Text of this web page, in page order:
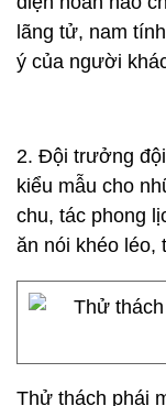
lãng tử, nam
ý của người
2. Đội trưởng
kiểu mẫu cho
chu, tác phong
ăn nói khéo léo,
Thử thách phái